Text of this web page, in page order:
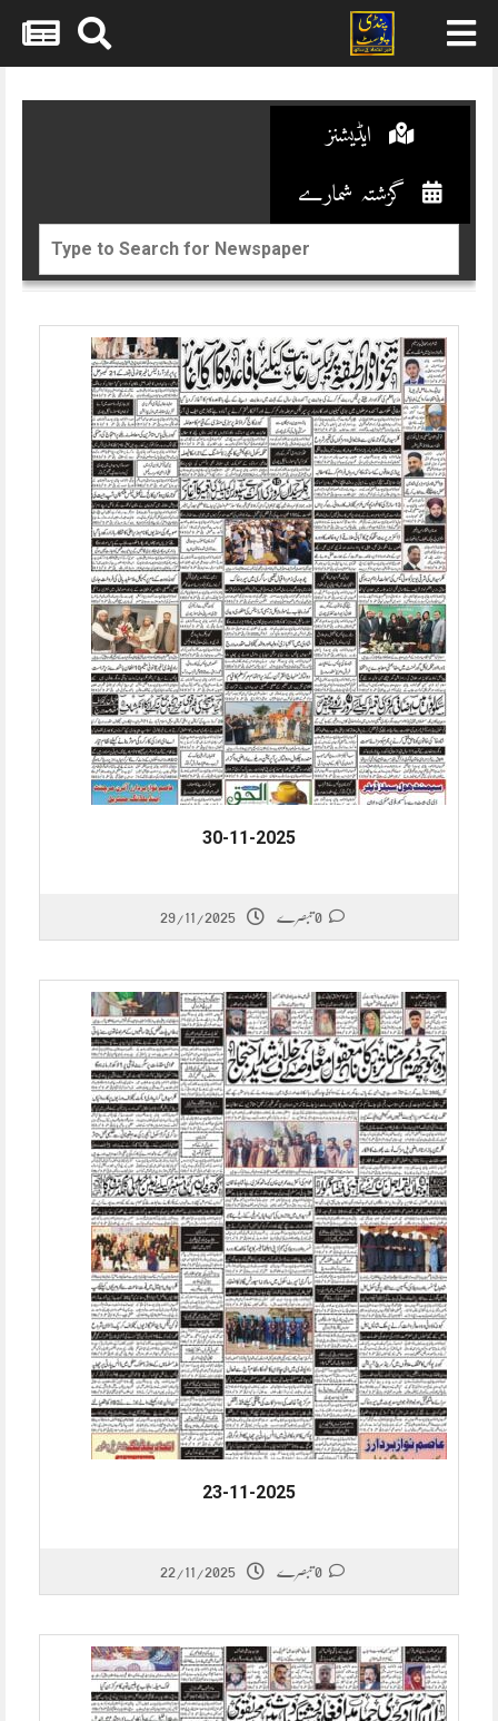
content
ایڈیشنز
گزشتہ شمارے
30-11-2025
0 تبصرے 29/11/2025
23-11-2025
0 تبصرے 22/11/2025